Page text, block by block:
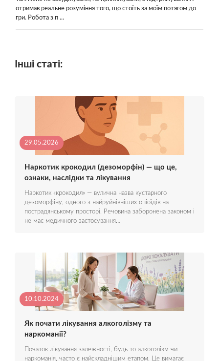
отримав реальне розуміння того, що стоїть за моїм потягом до
гри. Робота з п ...
Інші статі:
29.05.2026
Наркотик крокодил (дезоморфін) — що це,
ознаки, наслідки та лікування
Наркотик «крокодил» — вулична назва кустарного
дезоморфіну, одного з найруйнівніших опіоїдів на
пострадянському просторі. Речовина заборонена законом і
не має медичного застосування…
10.10.2024
Як почати лікування алкоголізму та
наркоманії?
Початок лікування залежності, будь то алкоголізм чи
наркоманія, часто є найскладнішим етапом. Це вимагає